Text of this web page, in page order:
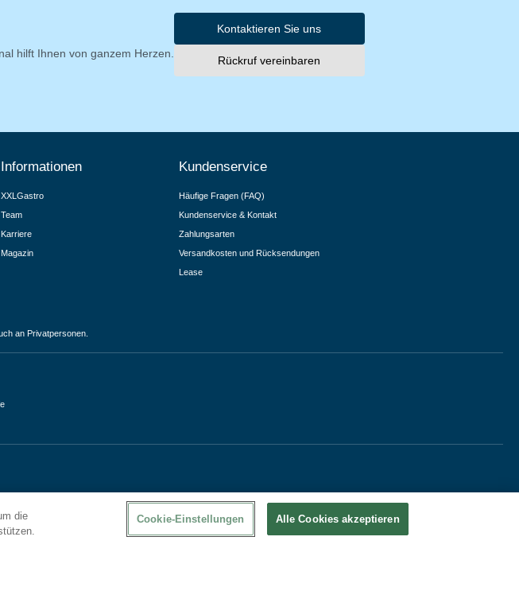
hilft Ihnen von ganzem Herzen.
Kontaktieren Sie uns
Rückruf vereinbaren
Informationen
XXLGastro
Team
Karriere
Magazin
Kundenservice
Häufige Fragen (FAQ)
Kundenservice & Kontakt
Zahlungsarten
Versandkosten und Rücksendungen
Lease
an Privatpersonen.
die
Cookie-Einstellungen Alle Cookies akzeptieren